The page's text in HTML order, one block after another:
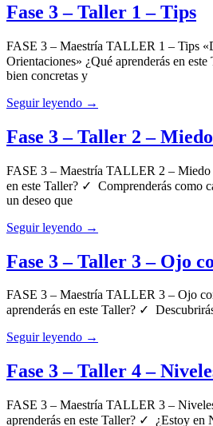
Fase 3 – Taller 1 – Tips
FASE 3 – Maestría TALLER 1 – Tips
Orientaciones» ¿Qué aprenderás en
bien concretas y
Seguir leyendo →
Fase 3 – Taller 2 –
FASE 3 – Maestría TALLER 2 – Miedo
en este Taller? ✓ Comprenderás como
un deseo que
Seguir leyendo →
Fase 3 – Taller 3 – Ojo
FASE 3 – Maestría TALLER 3 – Ojo
aprenderás en este Taller? ✓
Seguir leyendo →
Fase 3 – Taller 4 –
FASE 3 – Maestría TALLER 3 –
aprenderás en este Taller? ✓ ¿Estoy en